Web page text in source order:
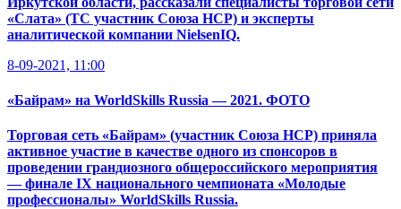
«Слата» (ТС участник Союза НСР) и эксперты
аналитической компании NielsenIQ.
8-09-2021, 11:00
«Байрам» на WorldSkills Russia — 2021. ФОТО
Торговая сеть «Байрам» (участник Союза НСР) приняла
активное участие в качестве одного из спонсоров в
проведении грандиозного общероссийского мероприятия
— финале IX национального чемпионата «Молодые
профессионалы» WorldSkills Russia.